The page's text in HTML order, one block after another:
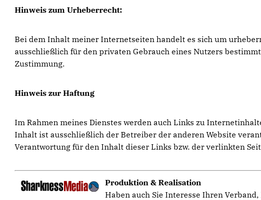
Hinweis zum Urheberrecht:
Bei dem Inhalt meiner Internetseiten handelt es sich um
ausschließlich für den privaten Gebrauch eines Nutzers
Zustimmung.
Hinweis zur Haftung
Im Rahmen meines Dienstes werden auch Links zu
Inhalt ist ausschließlich der Betreiber der anderen Website
Verantwortung für den Inhalt dieser Links bzw. der verlinkten
Produktion & Realisation
Haben auch Sie Interesse Ihren